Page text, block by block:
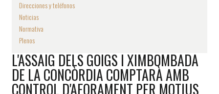
Direcciones y teléfonos
Noticias
Normativa
Plenos
L'ASSAIG DELS GOIGS I XIMBOMBADA
DE LA CONCÒRDIA COMPTARÀ AMB
CONTROL D'AFORAMENT PER MOTIUS